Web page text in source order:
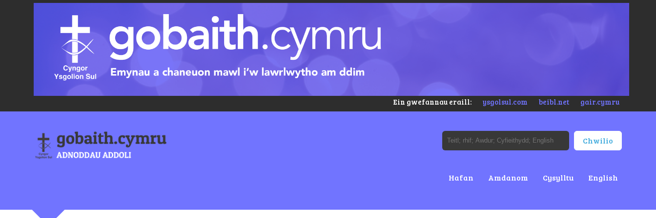
Ein gwefannau eraill: ysgolsul.com beibl.net gair.cymru
Hafan Amdanom Cysylltu English